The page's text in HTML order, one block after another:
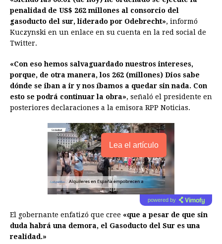
penalidad de US$ 262 millones al consorcio del
gasoducto del sur, liderado por Odebrecht», informó
Kuczynski en un enlace en su cuenta en la red social de
Twitter.
«Con eso hemos salvaguardado nuestros intereses,
porque, de otra manera, los 262 (millones) Dios sabe
dónde se iban a ir y nos íbamos a quedar sin nada. Con
esto se podrá continuar la obra», señaló el presidente en
posteriores declaraciones a la emisora RPP Noticias.
Lea el artículo
powered by
El gobernante enfatizó que cree «que a pesar de que sin
duda habrá una demora, el Gasoducto del Sur es una
realidad.»